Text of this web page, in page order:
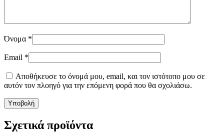
Όνομα *
Email *
Αποθήκευσε το όνομά μου, email, και τον ιστότοπο μου σε
αυτόν τον πλοηγό για την επόμενη φορά που θα σχολιάσω.
Σχετικά προϊόντα